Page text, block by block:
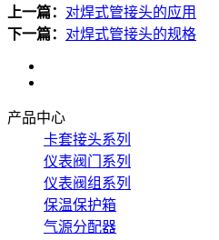
上一篇： 对焊式管接头的应用
下一篇： 对焊式管接头的规格
产品中心
卡套接头系列
仪表阀门系列
仪表阀组系列
保温保护箱
气源分配器